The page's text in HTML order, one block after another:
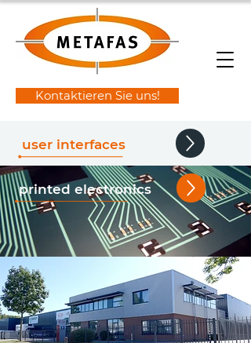
Kontaktieren Sie uns!
user interfaces
printed electronics